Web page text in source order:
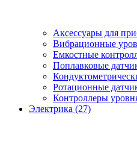
Аксессуары для
Вибрационные
Емкостные
Поплавковые
Ротационные
Контроллеры
Электрика (27)